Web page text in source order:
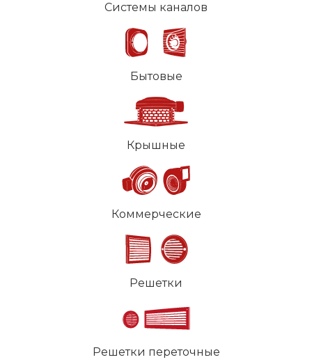
Системы каналов
Бытовые
Крышные
Коммерческие
Решетки
Решетки переточные